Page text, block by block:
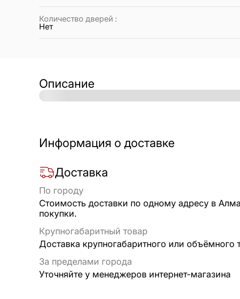
Количество дверей :
Нет
Описание
Информация о доставке
Доставка
По городу
Стоимость доставки по одному адресу в
покупки.
Крупногабаритный товар
Доставка крупногабаритного или
За пределами города
Уточняйте у менеджеров интернет-магазина